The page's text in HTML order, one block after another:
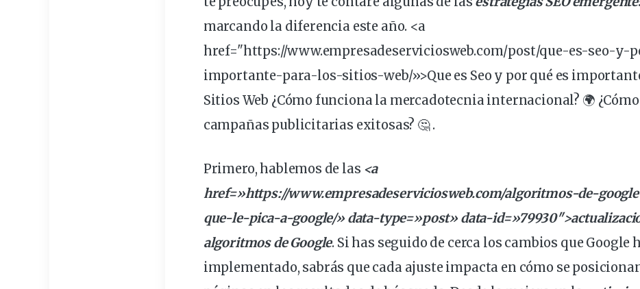
marcando la diferencia este año. <a
href="https://www.empresadeserviciosweb.com/post/que-es-seo-y-
importante-para-los-sitios-web/»>Que es Seo y por qué es
Sitios Web ¿Cómo funciona la mercadotecnia internacional? 🌍
campañas publicitarias exitosas? 🤔.
Primero, hablemos de las <a
href=»https://www.empresadeserviciosweb.com/algoritmos-de-google
que-le-pica-a-google/» data-type=»post» data-
algoritmos de Google. Si has seguido de cerca los cambios que Google
implementado, sabrás que cada ajuste impacta en cómo se